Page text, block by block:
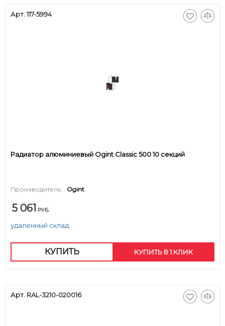
Арт. 117-5994
Радиатор алюминиевый Ogint Classic 500 10 секций
Производитель: Ogint
5 061 РУБ.
удаленный склад
КУПИТЬ КУПИТЬ В 1 КЛИК
Арт. RAL-3210-020016